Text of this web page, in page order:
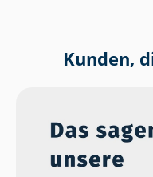
Kunden,